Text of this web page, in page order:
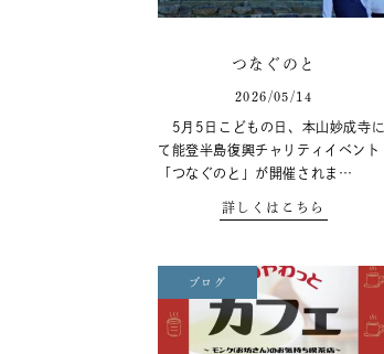
つなぐのと
2026/05/14
5月5日こどもの日、本山妙成寺に
て能登半島復興チャリティイベント
「つなぐのと」が開催されま…
詳しくはこちら
ブログ